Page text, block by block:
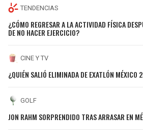
TENDENCIAS
¿CÓMO REGRESAR A LA ACTIVIDAD FÍSICA
DE NO HACER EJERCICIO?
CINE Y TV
¿QUIÉN SALIÓ ELIMINADA DE EXATLÓN
GOLF
JON RAHM SORPRENDIDO TRAS ARRASAR EN